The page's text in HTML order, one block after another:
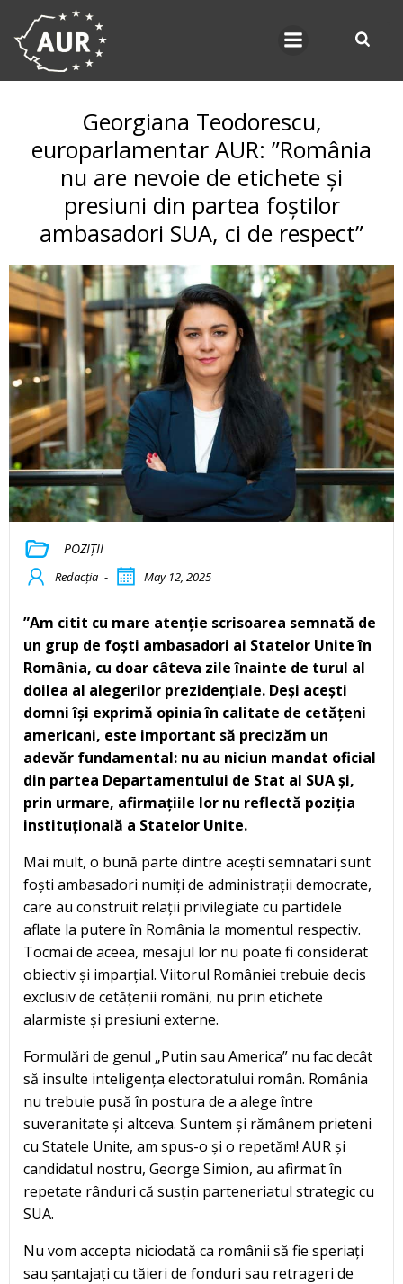
Georgiana Teodorescu,
europarlamentar AUR: ”România
nu are nevoie de etichete și
presiuni din partea foștilor
ambasadori SUA, ci de respect”
POZIȚII
Redacția - May 12, 2025
”Am citit cu mare atenție scrisoarea semnată de
un grup de foști ambasadori ai Statelor Unite în
România, cu doar câteva zile înainte de turul al
doilea al alegerilor prezidențiale. Deși acești
domni își exprimă opinia în calitate de cetățeni
americani, este important să precizăm un
adevăr fundamental: nu au niciun mandat oficial
din partea Departamentului de Stat al SUA și,
prin urmare, afirmațiile lor nu reflectă poziția
instituțională a Statelor Unite.
Mai mult, o bună parte dintre acești semnatari sunt
foști ambasadori numiți de administrații democrate,
care au construit relații privilegiate cu partidele
aflate la putere în România la momentul respectiv.
Tocmai de aceea, mesajul lor nu poate fi considerat
obiectiv și imparțial. Viitorul României trebuie decis
exclusiv de cetățenii români, nu prin etichete
alarmiste și presiuni externe.
Formulări de genul „Putin sau America” nu fac decât
să insulte inteligența electoratului român. România
nu trebuie pusă în postura de a alege între
suveranitate și altceva. Suntem și rămânem prieteni
cu Statele Unite, am spus-o și o repetăm! AUR și
candidatul nostru, George Simion, au afirmat în
repetate rânduri că susțin parteneriatul strategic cu
SUA.
Nu vom accepta niciodată ca românii să fie speriați
sau șantajați cu tăieri de fonduri sau retrageri de